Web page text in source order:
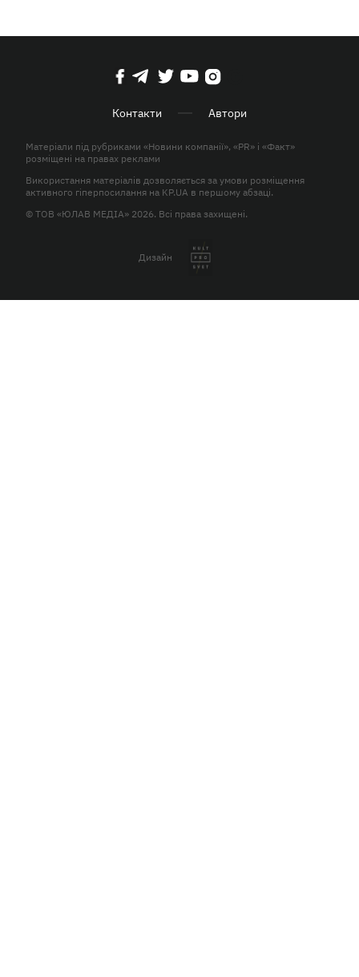
Контакти Автори
Матеріали під рубриками «Новини компанії», «PR» і «Факт»
розміщені на правах реклами
Використання матеріалів дозволяється за умови розміщення
активного гіперпосилання на KP.UA в першому абзаці.
© ТОВ «ЮЛАВ МЕДІА» 2026. Всі права захищені.
Дизайн